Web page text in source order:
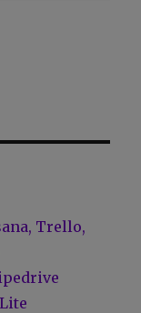
Trello,